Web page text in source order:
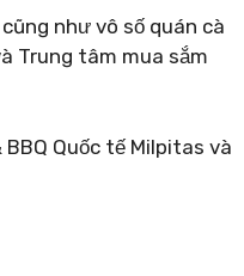
như vô số quán cà
Trung tâm mua sắm
Quốc tế Milpitas và